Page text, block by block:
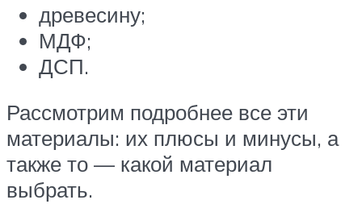
древесину;
МДФ;
ДСП.
Рассмотрим подробнее все эти
материалы: их плюсы и минусы, а
также то — какой материал
выбрать.